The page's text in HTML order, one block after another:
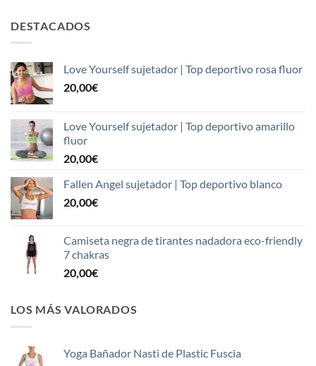
DESTACADOS
Love Yourself sujetador | Top deportivo rosa fluor
20,00€
Love Yourself sujetador | Top deportivo amarillo
fluor
20,00€
Fallen Angel sujetador | Top deportivo blanco
20,00€
Camiseta negra de tirantes nadadora eco-friendly
7 chakras
20,00€
LOS MÁS VALORADOS
Yoga Bañador Nasti de Plastic Fuscia